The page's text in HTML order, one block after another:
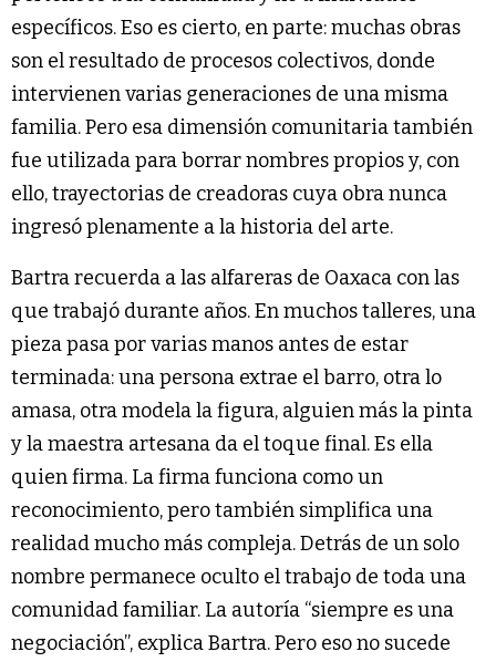
específicos. Eso es cierto, en parte: muchas obras
son el resultado de procesos colectivos, donde
intervienen varias generaciones de una misma
familia. Pero esa dimensión comunitaria también
fue utilizada para borrar nombres propios y, con
ello, trayectorias de creadoras cuya obra nunca
ingresó plenamente a la historia del arte.
Bartra recuerda a las alfareras de Oaxaca con las
que trabajó durante años. En muchos talleres, una
pieza pasa por varias manos antes de estar
terminada: una persona extrae el barro, otra lo
amasa, otra modela la figura, alguien más la pinta
y la maestra artesana da el toque final. Es ella
quien firma. La firma funciona como un
reconocimiento, pero también simplifica una
realidad mucho más compleja. Detrás de un solo
nombre permanece oculto el trabajo de toda una
comunidad familiar. La autoría “siempre es una
negociación”, explica Bartra. Pero eso no sucede